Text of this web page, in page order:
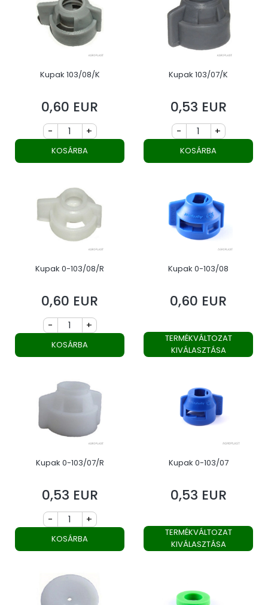
Kupak 103/08/K
Ár
0,60 EUR
- +
KOSÁRBA
Kupak 103/07/K
Ár
0,53 EUR
- +
KOSÁRBA
Kupak 0-103/08/R
Ár
0,60 EUR
- +
KOSÁRBA
Kupak 0-103/08
Ár
0,60 EUR
TERMÉKVÁLTOZAT
KIVÁLASZTÁSA
Kupak 0-103/07/R
Ár
0,53 EUR
- +
KOSÁRBA
Kupak 0-103/07
Ár
0,53 EUR
TERMÉKVÁLTOZAT
KIVÁLASZTÁSA